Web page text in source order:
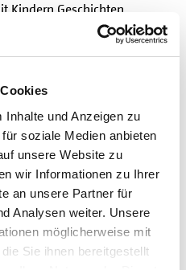
und Anzeigen zu
soziale Medien anbieten
unsere Website zu
wir Informationen zu Ihrer
an unsere Partner für
Analysen weiter. Unsere
möglicherweise mit
Sie ihnen bereitgestellt
Kindern Geschichten
Deswegen diese
hat Bernd Duhn
kommenden Tagen ihre
Dankeschön an alle Kita-
für ihren Einsatz für
in den schwierigen Corona-